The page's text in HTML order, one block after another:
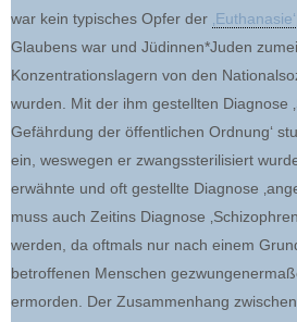
war kein typisches Opfer der ‚Euthanasie‘
Glaubens war und Jüdinnen*Juden
Konzentrationslagern von den
wurden. Mit der ihm gestellten Diagnose
Gefährdung der öffentlichen Ordnung‘
ein, weswegen er zwangssterilisiert
erwähnte und oft gestellte Diagnose
muss auch Zeitins Diagnose
werden, da oftmals nur nach einem
betroffenen Menschen
ermorden. Der Zusammenhang